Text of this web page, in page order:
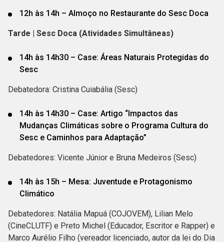
12h às 14h – Almoço no Restaurante do Sesc Doca
Tarde | Sesc Doca (Atividades Simultâneas)
14h às 14h30 – Case: Áreas Naturais Protegidas do
Sesc
Debatedora: Cristina Cuiabália (Sesc)
14h às 14h30 – Case: Artigo “Impactos das
Mudanças Climáticas sobre o Programa Cultura do
Sesc e Caminhos para Adaptação”
Debatedores: Vicente Júnior e Bruna Medeiros (Sesc)
14h às 15h – Mesa: Juventude e Protagonismo
Climático
Debatedores: Natália Mapuá (COJOVEM), Lilian Melo
(CineCLUTF) e Preto Michel (Educador, Escritor e Rapper) e
Marco Aurélio Filho (vereador licenciado, autor da lei do Dia